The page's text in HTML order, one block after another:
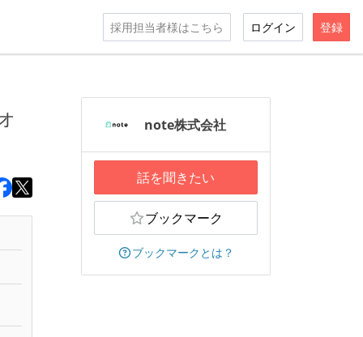
採用担当者様はこちら ログイン 登録
note株式会社
話を聞きたい
ブックマーク
ブックマークとは？